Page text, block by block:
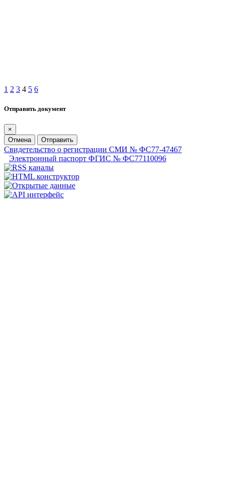
1 2 3 4 5 6
Отправить документ
×
Отмена
Отправить
Свидетельство о регистрации СМИ № ФС77-47467
Электронный паспорт ФГИС № ФС77110096